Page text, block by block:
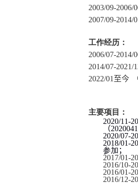
2003/09-2006/
2007/09-2014/
工作经历：
2006/07-
2014/07-
2022/01 至今
主要项目：
2020/11-
（
2020/07-
2018/01-
参加 ；
2017/01-
2016/10-
2016/01-
2016/12-